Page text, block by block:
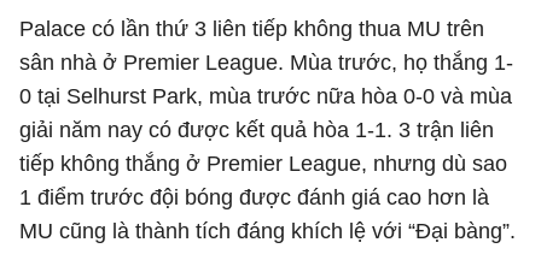
Palace có lần thứ 3 liên tiếp không thua MU trên
sân nhà ở Premier League. Mùa trước, họ thắng 1-
0 tại Selhurst Park, mùa trước nữa hòa 0-0 và mùa
giải năm nay có được kết quả hòa 1-1. 3 trận liên
tiếp không thắng ở Premier League, nhưng dù sao
1 điểm trước đội bóng được đánh giá cao hơn là
MU cũng là thành tích đáng khích lệ với “Đại bàng”.